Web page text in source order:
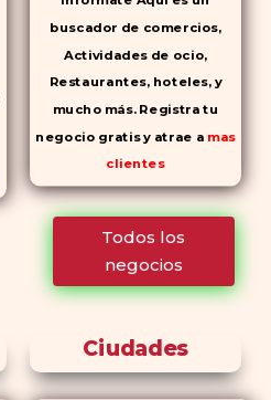
buscador de comercios,
Actividades de ocio,
Restaurantes, hoteles, y
mucho más. Registra tu
negocio gratis y atrae a mas
clientes
Todos los
negocios
Ciudades